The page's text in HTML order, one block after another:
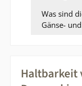
Was sind
Gänse-
Haltbarkeit